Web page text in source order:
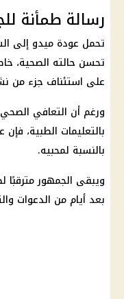
رسالة طمأنة
تحمل عودة ميدو إلى
تحسن حالته الصحية،
على استئناف جزء من
ورغم أن التعافي الصحي
بالتعليمات الطبية، فإن
بالنسبة لمحبيه.
ويبقى الجمهور
بعد أيام من الدعوات